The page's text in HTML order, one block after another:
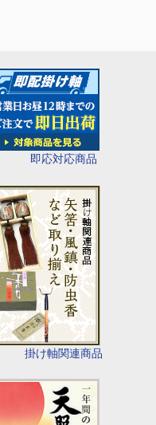
即応対応商品
掛け軸関連商品